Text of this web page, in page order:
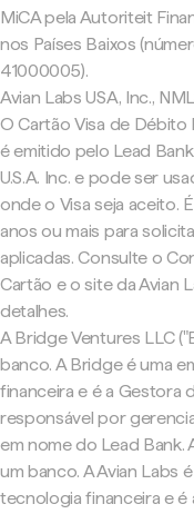
MiCA pela Autoriteit
nos Países Baixos
41000005).
Avian Labs USA, Inc.,
O Cartão Visa de Débito
é emitido pelo Lead
U.S.A. Inc. e pode ser
onde o Visa seja aceito.
anos ou mais para
aplicadas. Consulte o
Cartão e o site da Avian
detalhes.
A Bridge Ventures LLC
banco. A Bridge é uma
financeira e é a Gestora
responsável por
em nome do Lead Bank.
um banco. A Avian Labs
tecnologia financeira e é